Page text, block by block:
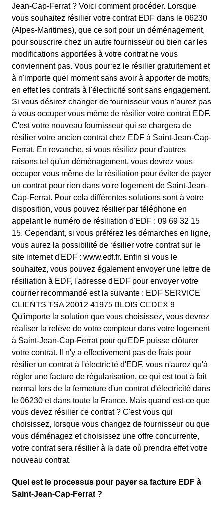
Jean-Cap-Ferrat ? Voici comment procéder. Lorsque
vous souhaitez résilier votre contrat EDF dans le 06230
(Alpes-Maritimes), que ce soit pour un déménagement,
pour souscrire chez un autre fournisseur ou bien car les
modifications apportées à votre contrat ne vous
conviennent pas. Vous pourrez le résilier gratuitement et
à n'importe quel moment sans avoir à apporter de motifs,
en effet les contrats à l'électricité sont sans engagement.
Si vous désirez changer de fournisseur vous n'aurez pas
à vous occuper vous même de résilier votre contrat EDF.
C'est votre nouveau fournisseur qui se chargera de
résilier votre ancien contrat chez EDF à Saint-Jean-Cap-
Ferrat. En revanche, si vous résiliez pour d'autres
raisons tel qu'un déménagement, vous devrez vous
occuper vous même de la résiliation pour éviter de payer
un contrat pour rien dans votre logement de Saint-Jean-
Cap-Ferrat. Pour cela différentes solutions sont à votre
disposition, vous pouvez résilier par téléphone en
appelant le numéro de résiliation d'EDF : 09 69 32 15
15. Cependant, si vous préférez les démarches en ligne,
vous aurez la possibilité de résilier votre contrat sur le
site internet d'EDF : www.edf.fr. Enfin si vous le
souhaitez, vous pouvez également envoyer une lettre de
résiliation à EDF, l'adresse d'EDF pour envoyer votre
courrier recommandé est la suivante : EDF SERVICE
CLIENTS TSA 20012 41975 BLOIS CEDEX 9
Qu'importe la solution que vous choisissez, vous devrez
réaliser la relève de votre compteur dans votre logement
à Saint-Jean-Cap-Ferrat pour qu'EDF puisse clôturer
votre contrat. Il n'y a effectivement pas de frais pour
résilier un contrat à l'électricité d'EDF, vous n'aurez qu'à
régler une facture de régularisation, ce qui est tout à fait
normal lors de la fermeture d'un contrat d'électricité dans
le 06230 et dans toute la France. Mais quand est-ce que
vous devez résilier ce contrat ? C'est vous qui
choisissez, lorsque vous changez de fournisseur ou que
vous déménagez et choisissez une offre concurrente,
votre contrat sera résilier à la date où prendra effet votre
nouveau contrat.
Quel est le processus pour payer sa facture EDF à
Saint-Jean-Cap-Ferrat ?